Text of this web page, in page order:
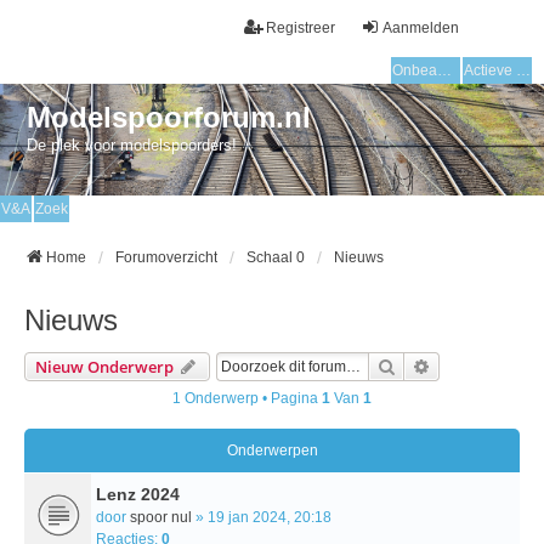
Aanmelden
Registreer
Onbeantwoorde onderwerpen Actieve onderwerpen
Modelspoorforum.nl
De plek voor modelspoorders!
V&A Zoek
Home Forumoverzicht Schaal 0 Nieuws
Nieuws
Nieuw Onderwerp Zoek
1 Onderwerp • Pagina 1 Van 1
Onderwerpen
Lenz 2024
door spoor nul » 19 jan 2024, 20:18
Reacties: 0